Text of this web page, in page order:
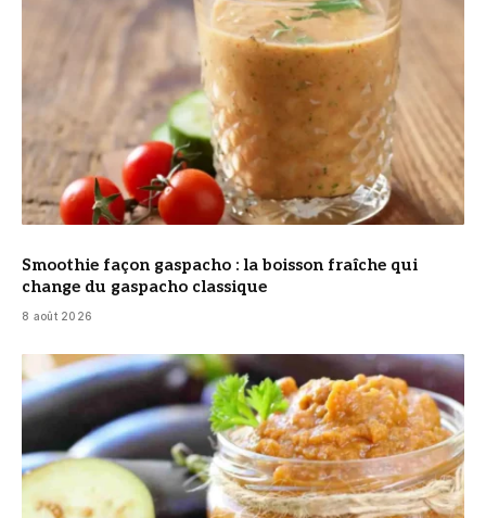
Smoothie façon gaspacho : la boisson fraîche qui
change du gaspacho classique
8 août 2026
© DR